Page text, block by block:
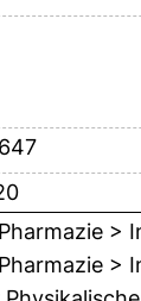
>
>